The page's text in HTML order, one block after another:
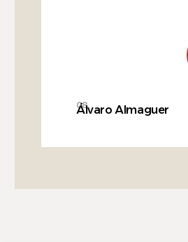
08
Álvaro Almaguer